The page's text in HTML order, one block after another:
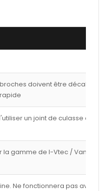
doivent être décalées de
un joint de culasse de 1,00
gamme de I-Vtec / Vanos avec
Ne fonctionnera pas avec les